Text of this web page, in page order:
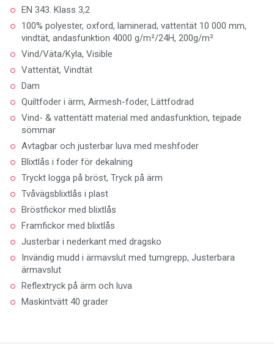
EN 343. Klass 3,2
100% polyester, oxford, laminerad, vattentät 10 000 mm,
vindtät, andasfunktion 4000 g/m²/24H, 200g/m²
Vind/Väta/Kyla, Visible
Vattentät, Vindtät
Dam
Quiltfoder i ärm, Airmesh-foder, Lättfodrad
Vind- & vattentätt material med andasfunktion, tejpade
sömmar
Avtagbar och justerbar luva med meshfoder
Blixtlås i foder för dekalning
Tryckt logga på bröst, Tryck på ärm
Tvåvägsblixtlås i plast
Bröstfickor med blixtlås
Framfickor med blixtlås
Justerbar i nederkant med dragsko
Invändig mudd i ärmavslut med tumgrepp, Justerbara
ärmavslut
Reflextryck på ärm och luva
Maskintvätt 40 grader